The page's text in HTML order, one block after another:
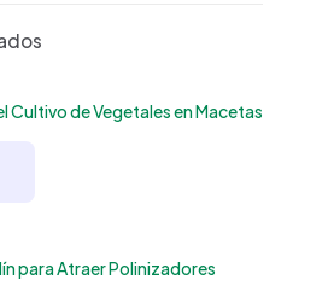
Cultivo de Vegetales en Macetas
para Atraer Polinizadores